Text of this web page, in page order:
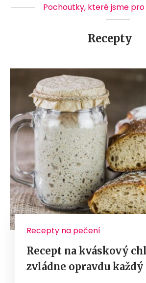
Pochoutky, které jsme pro
Recepty
Recepty na pečení
Recept na kváskový
zvládne opravdu každý